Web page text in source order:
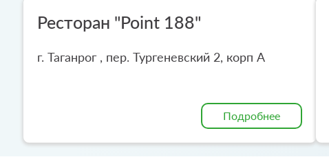
Ресторан "Point 188"
г. Таганрог , пер. Тургеневский 2, корп А
Подробнее